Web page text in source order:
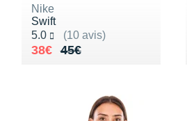
Nike
Swift
5.0
(10 avis)
Noté 5.0 sur 5
45€
Au lieu de 45€
38€
Vendu 38€